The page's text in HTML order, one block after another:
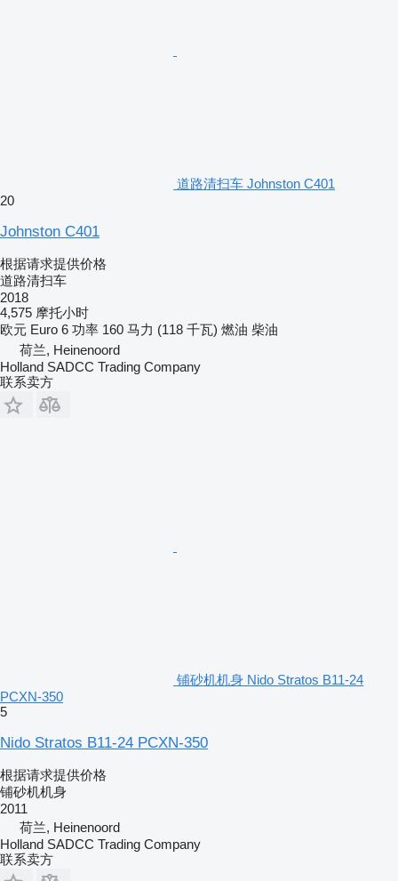
道路清扫车 Johnston C401
20
Johnston C401
根据请求提供价格
道路清扫车
2018
4,575 摩托小时
欧元 Euro 6 功率 160 马力 (118 千瓦) 燃油 柴油
荷兰, Heinenoord
Holland SADCC Trading Company
联系卖方
铺砂机机身 Nido Stratos B11-24
PCXN-350
5
Nido Stratos B11-24 PCXN-350
根据请求提供价格
铺砂机机身
2011
荷兰, Heinenoord
Holland SADCC Trading Company
联系卖方